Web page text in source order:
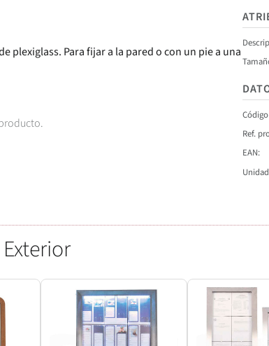
plexiglass. Para fijar a la pared o con un pie a una
Ref.
EAN